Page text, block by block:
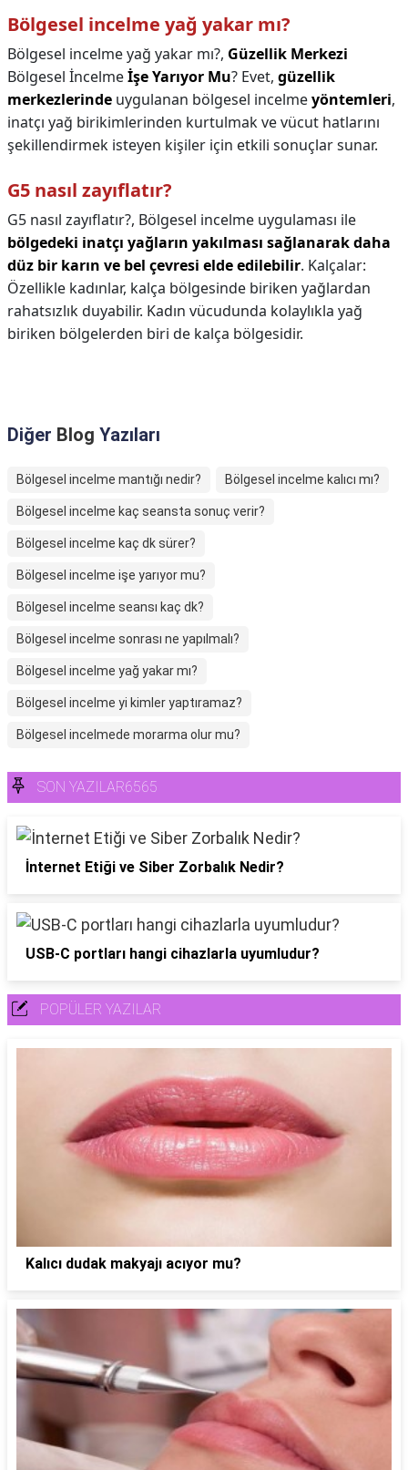
Bölgesel incelme yağ yakar mı?
Bölgesel incelme yağ yakar mı?, Güzellik Merkezi
Bölgesel İncelmeİşe Yarıyor Mu? Evet, güzellik
merkezlerinde uygulanan bölgesel incelmeyöntemleri,
inatçı yağ birikimlerinden kurtulmak ve vücut hatlarını
şekillendirmek isteyen kişiler için etkili sonuçlar sunar.
G5 nasıl zayıflatır?
G5 nasıl zayıflatır?, Bölgesel incelme uygulaması ile
bölgedeki inatçı yağların yakılması sağlanarak daha
düz bir karın ve bel çevresi elde edilebilir. Kalçalar:
Özellikle kadınlar, kalça bölgesinde biriken yağlardan
rahatsızlık duyabilir. Kadın vücudunda kolaylıkla yağ
biriken bölgelerden biri de kalça bölgesidir.
Diğer Blog Yazıları
Bölgesel incelme mantığı nedir? Bölgesel incelme kalıcı mı?
Bölgesel incelme kaç seansta sonuç verir?
Bölgesel incelme kaç dk sürer?
Bölgesel incelme işe yarıyor mu?
Bölgesel incelme seansı kaç dk?
Bölgesel incelme sonrası ne yapılmalı?
Bölgesel incelme yağ yakar mı?
Bölgesel incelme yi kimler yaptıramaz?
Bölgesel incelmede morarma olur mu?
SON YAZILAR6565
İnternet Etiği ve Siber Zorbalık Nedir?
USB-C portları hangi cihazlarla uyumludur?
POPÜLER YAZILAR
Kalıcı dudak makyajı acıyor mu?